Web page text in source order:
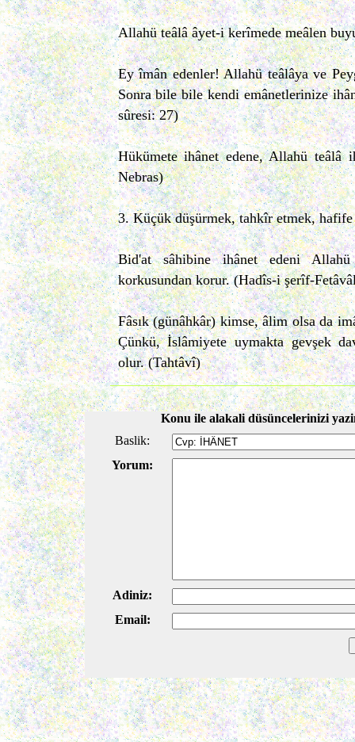
Allahü teâlâ âyet-i kerîmede meâlen
Ey îmân edenler! Allahü teâlâya ve
Sonra bile bile kendi emânetlerinize
sûresi: 27)
Hükümete ihânet edene, Allahü teâlâ
Nebras)
3. Küçük düşürmek, tahkîr etmek,
Bid'at sâhibine ihânet edeni Allahü
korkusundan korur. (Hadîs-i şerîf-
Fâsık (günâhkâr) kimse, âlim olsa da
Çünkü, İslâmiyete uymakta gevşek
olur. (Tahtâvî)
Konu ile alakali düsüncelerinizi
Baslik:
Yorum:
Adiniz:
Email: